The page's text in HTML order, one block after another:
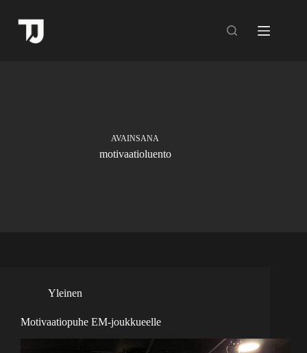
AVAINSANA
motivaatioluento
Yleinen
Motivaatiopuhe EM-joukkueelle